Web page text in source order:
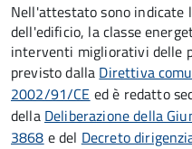
Nell'attestato sono indicate
dell'edificio, la classe
interventi migliorativi delle
previsto dalla Direttiva
2002/91/CE ed è redatto
della Deliberazione della
3868 e del Decreto